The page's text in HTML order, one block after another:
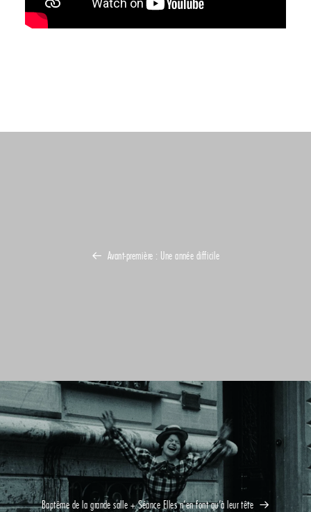
Avant-première : Une année difficile
Baptême de la grande salle + Séance Elles n’en font qu’à leur tête